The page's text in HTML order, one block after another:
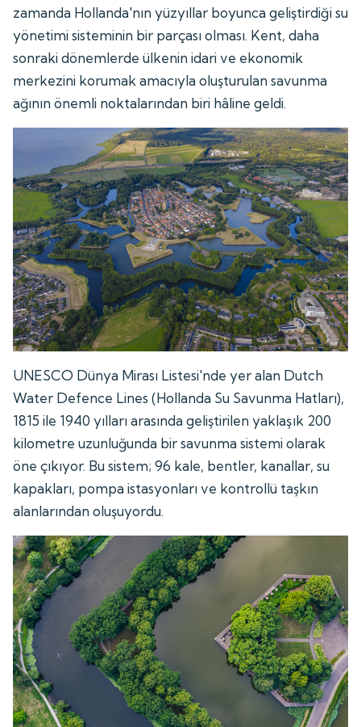
zamanda Hollanda'nın yüzyıllar boyunca geliştirdiği su
yönetimi sisteminin bir parçası olması. Kent, daha
sonraki dönemlerde ülkenin idari ve ekonomik
merkezini korumak amacıyla oluşturulan savunma
ağının önemli noktalarından biri hâline geldi.
UNESCO Dünya Mirası Listesi'nde yer alan Dutch
Water Defence Lines (Hollanda Su Savunma Hatları),
1815 ile 1940 yılları arasında geliştirilen yaklaşık 200
kilometre uzunluğunda bir savunma sistemi olarak
öne çıkıyor. Bu sistem; 96 kale, bentler, kanallar, su
kapakları, pompa istasyonları ve kontrollü taşkın
alanlarından oluşuyordu.